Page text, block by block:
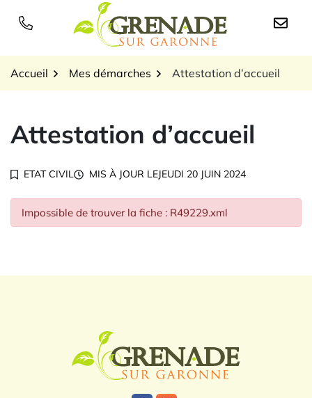
Logo Grenade sur
Accueil Mes démarches Attestation d’accueil
Attestation d’accueil
ETAT CIVIL MIS À JOUR LEJEUDI 20 JUIN 2024
Impossible de trouver la fiche : R49229.xml